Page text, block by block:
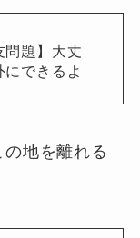
問題】大丈
にできるよ
地を離れる